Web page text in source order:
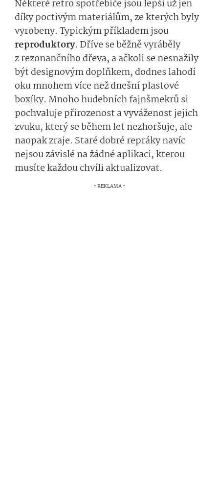
Některé retro spotřebiče jsou lepší už jen
díky poctivým materiálům, ze kterých byly
vyrobeny. Typickým příkladem jsou
reproduktory. Dříve se běžně vyráběly
z rezonančního dřeva, a ačkoli se nesnažily
být designovým doplňkem, dodnes lahodí
oku mnohem více než dnešní plastové
boxíky. Mnoho hudebních fajnšmekrů si
pochvaluje přirozenost a vyváženost jejich
zvuku, který se během let nezhoršuje, ale
naopak zraje. Staré dobré repráky navíc
nejsou závislé na žádné aplikaci, kterou
musíte každou chvíli aktualizovat.